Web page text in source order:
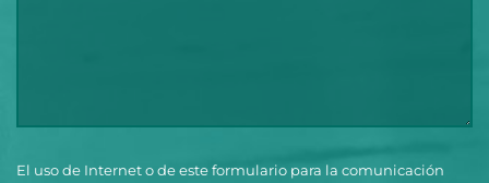
El uso de Internet o de este formulario para la comunicación